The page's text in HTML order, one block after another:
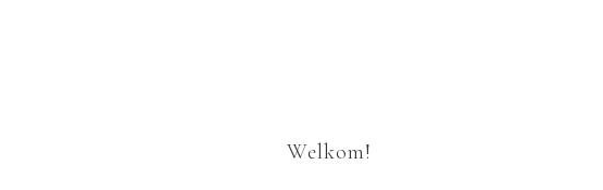
Welkom!